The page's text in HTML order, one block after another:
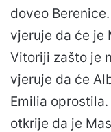
doveo
vjeruje da će je
Vitoriji zašto je
vjeruje da će
Emilia
otkrije da je